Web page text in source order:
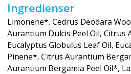
Ingredienser
Limonene*, Cedrus Deodara
Aurantium Dulcis Peel Oil, Citrus
Eucalyptus Globulus Leaf Oil,
Pinene*, Citrus Aurantium
Aurantium Bergamia Peel Oil*,